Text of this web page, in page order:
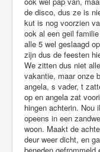
de disco, dus ze is
kut is nog voorzien
ook al een geil
alle 5 wel geslaagd
zijn dus de feesten
We zitten dus niet
vakantie, maar onze
angela, s vader, t
op en angela zat
hingen achterin. Nou
opeens in een
woon. Maakt de
deur weer dicht, en